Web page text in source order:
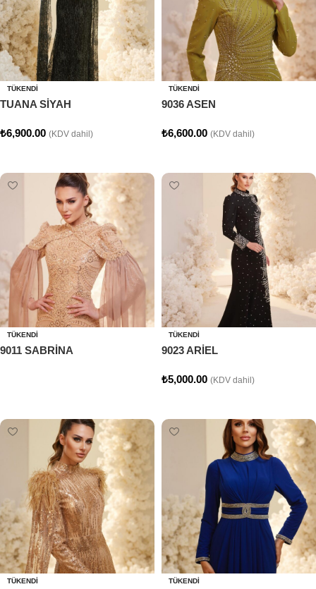
TÜKENDI
TUANA SİYAH
₺6,900.00 (KDV dahil)
TÜKENDI
9036 ASEN
₺6,600.00 (KDV dahil)
TÜKENDI
9011 SABRİNA
TÜKENDI
9023 ARİEL
₺5,000.00 (KDV dahil)
TÜKENDI TÜKENDI